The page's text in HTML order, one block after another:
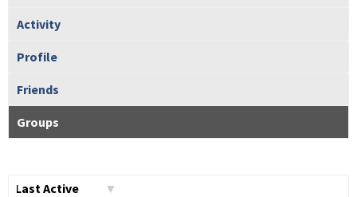
Activity
Profile
Friends
Groups